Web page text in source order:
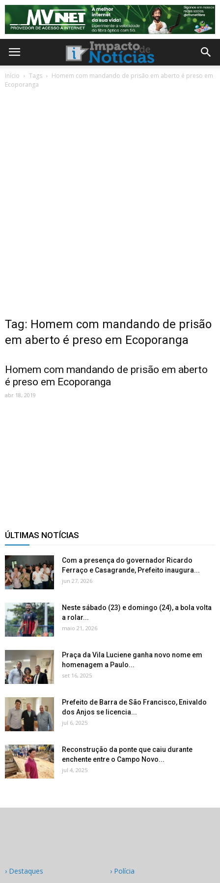
Início Tags
Homem com mandando de prisão em aberto é preso em
Ecoporanga
Tag: Homem com mandando de prisão
em aberto é preso em Ecoporanga
Homem com mandando de prisão em aberto
é preso em Ecoporanga
abr 18, 2019
ÚLTIMAS NOTÍCIAS
Com a presença do governador Ricardo
Ferraço e Casagrande, Prefeito inaugura...
jun 27, 2026
Neste sábado (23) e domingo (24), a bola volta
a rolar...
maio 21, 2026
Praça da Vila Luciene ganha novo nome em
homenagem a Paulo...
set 16, 2025
Prefeito de Barra de São Francisco, Enivaldo
dos Anjos se licencia...
jul 6, 2025
Reconstrução da ponte que caiu durante
enchente entre o Campo Novo...
jul 4, 2025
› Destaques
› Polícia